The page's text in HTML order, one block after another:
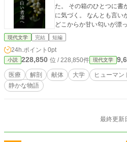
た。 その箱のひとつに書
に気づく。 なんとも言い
どこからか甘い匂いが漂
現代文学 完結 短編
24h.ポイント 0pt
小説 228,850 位 / 228,850件 現代文学
医療 解剖 献体 大学 ヒューマン
静かな物語
最終更新